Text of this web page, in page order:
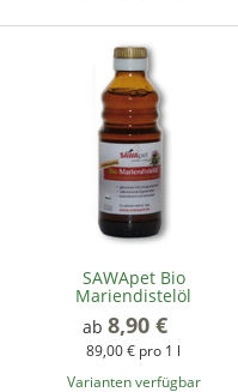
SAWApet Bio
Mariendistelöl
ab 8,90 €
89,00 € pro 1 l
Varianten verfügbar